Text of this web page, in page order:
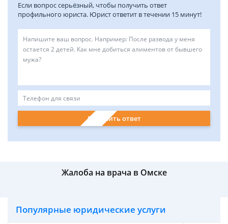
Если вопрос серьёзный, чтобы получить ответ
профильного юриста. Юрист ответит в течении 15 минут!
Получить ответ
Жалоба на врача в Омске
Популярные юридические услуги